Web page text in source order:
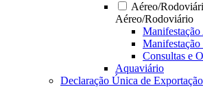
Aéreo/
Aéreo/Rodoviário
Manifestação
Consultas e
Aquaviário
Declaração Única de Exportação